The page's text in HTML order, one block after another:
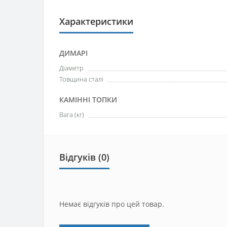
Характеристики
ДИМАРІ
Діаметр
Товщина сталі
КАМІННІ ТОПКИ
Вага (кг)
Відгуків (0)
Немає відгуків про цей товар.